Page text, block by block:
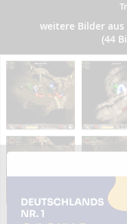
weitere Bilder aus
(44